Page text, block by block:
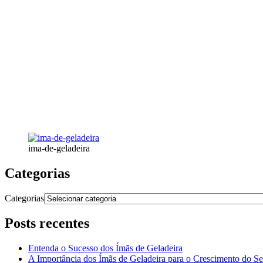
ima-de-geladeira
Categorias
Categorias
Posts recentes
Entenda o Sucesso dos Ímãs de Geladeira
A Importância dos Ímãs de Geladeira para o Crescimento do